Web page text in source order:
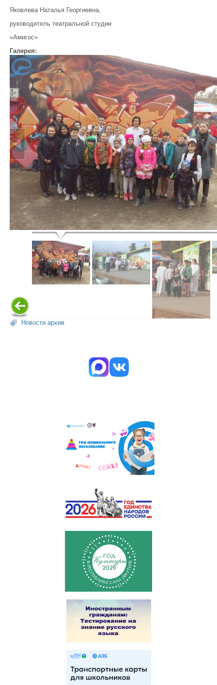
Яковлева Наталья Георгиевна,
руководитель театральной студии
«Амигос»
Галерея:
Новости архив